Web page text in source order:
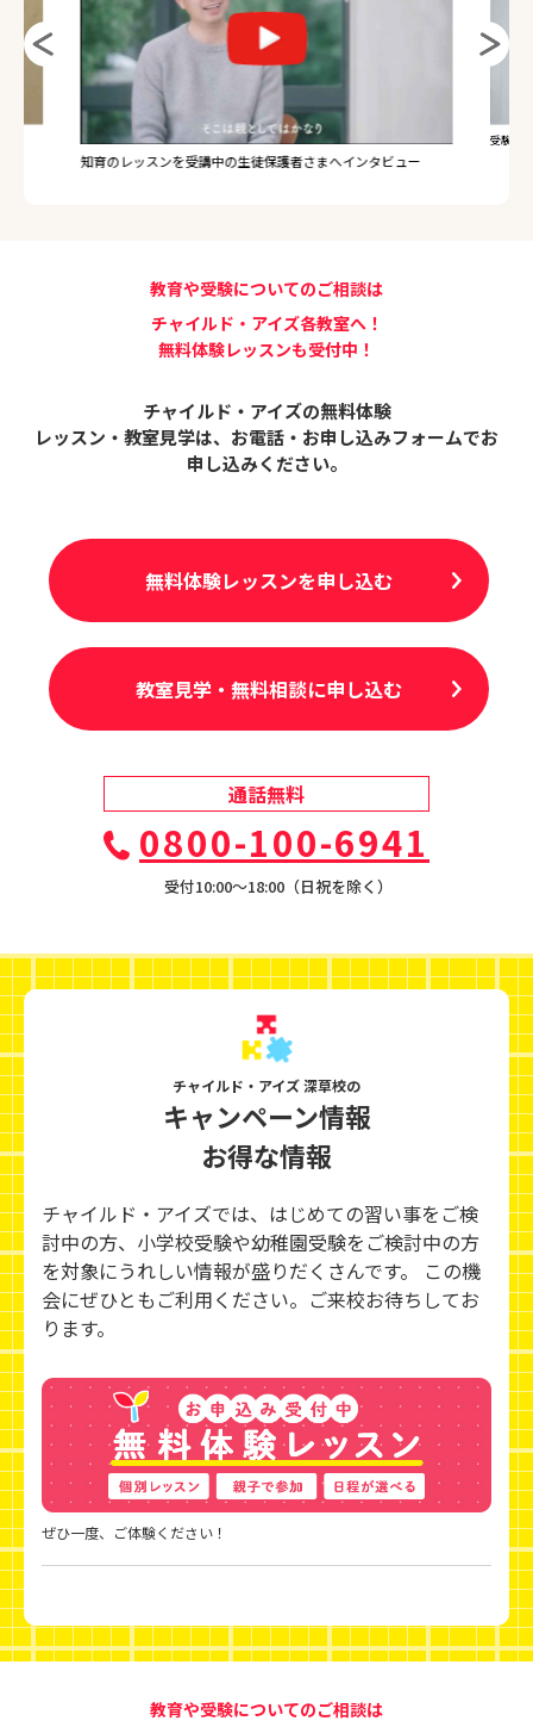
受験のレッスンを受講中の生徒保護者さまへインタビュー
チャイ
教育や受験についてのご相談は
チャイルド・アイズ各教室へ！
無料体験レッスンも受付中！
チャイルド・アイズの無料体験
レッスン・教室見学は、 お電話・お申し込みフォームでお
申し込みください。
無料体験レッスンを申し込む
教室見学・無料相談に申し込む
通話無料
0800-100-6941
受付10:00〜18:00（日祝を除く）
チャイルド・アイズ 深草校の
キャンペーン情報
お得な情報
チャイルド・アイズでは、はじめての習い事をご検
討中の方、小学校受験や幼稚園受験をご検討中の方
を対象にうれしい情報が盛りだくさんです。 この機
会にぜひともご利用ください。ご来校お待ちしてお
ります。
ぜひ一度、ご体験ください！
教育や受験についてのご相談は